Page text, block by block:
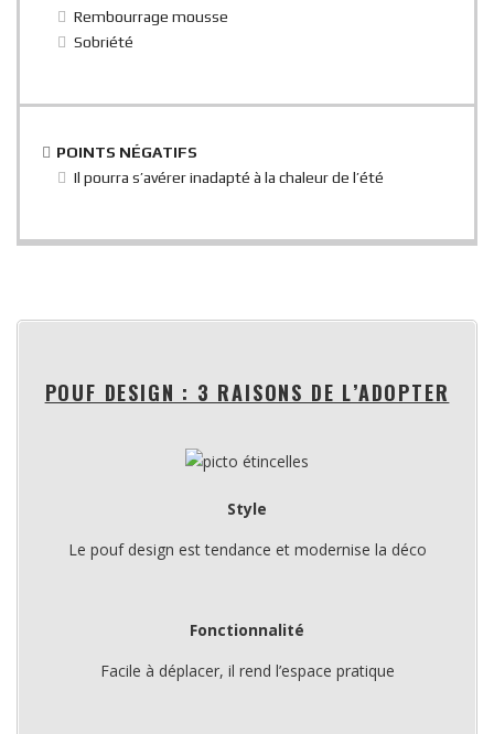
Rembourrage mousse
Sobriété
POINTS NÉGATIFS
Il pourra s’avérer inadapté à la chaleur de l’été
POUF DESIGN : 3 RAISONS DE L’ADOPTER
Style
Le pouf design est tendance et modernise la déco
Fonctionnalité
Facile à déplacer, il rend l’espace pratique